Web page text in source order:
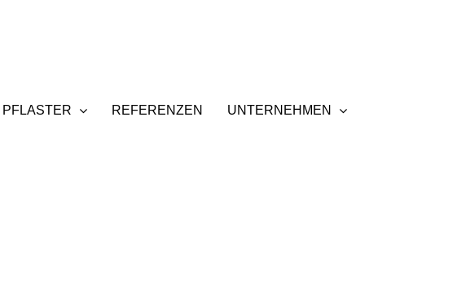
PFLASTER REFERENZEN UNTERNEHMEN